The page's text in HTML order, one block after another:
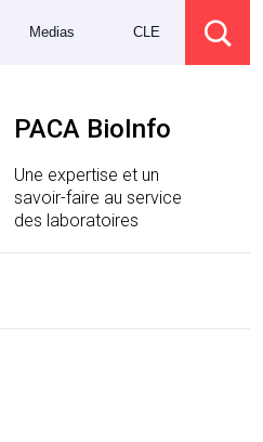
Medias CLE
PACA BioInfo
Une expertise et un
savoir-faire au service
des laboratoires